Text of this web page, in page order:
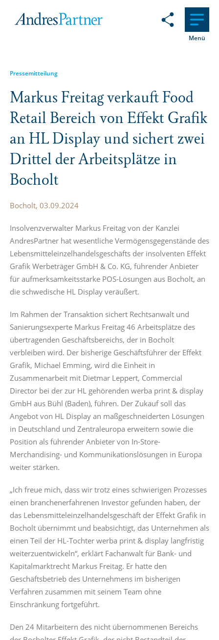
Menü
Pressemitteilung
Markus Freitag verkauft Food
Retail Bereich von Effekt Grafik
an HL Display und sichert zwei
Drittel der Arbeits­plätze in
Bocholt
Bocholt, 03.09.2024
Insolvenzverwalter Markus Freitag von der Kanzlei
AndresPartner hat wesentliche Vermögensgegenstände des
Lebensmitteleinzelhandelsgeschäfts der insolventen Effekt
Grafik Werbeträger GmbH & Co. KG, führender Anbieter
für aufmerksamkeitsstarke POS-Lösungen aus Bocholt, an
die schwedische HL Display veräußert.
Im Rahmen der Transaktion sichert Rechtsanwalt und
Sanierungsexperte Markus Freitag 46 Arbeitsplätze des
übertragenden Geschäftsbereichs, der in Bocholt
verbleiben wird. Der bisherige Geschäftsführer der Effekt
Grafik, Michael Emming, wird die Einheit in
Zusammenarbeit mit Dietmar Leppert, Commercial
Director bei der zur HL gehörenden werba print & display
GmbH aus Bühl (Baden), führen. Der Zukauf soll das
Angebot von HL Display an maßgeschneiderten Lösungen
in Deutschland und Zentraleuropa erweitern sowie die
Position als führender Anbieter von In-Store-
Merchandising- und Kommunikationslösungen in Europa
weiter stärken.
„Ich freue mich, dass wir trotz eines schwierigen Prozesses
einen branchenerfahrenen Investor gefunden haben, der
das Lebensmitteleinzelhandelsgeschäft der Effekt Grafik in
Bocholt übernimmt und beabsichtigt, das Unternehmen als
einen Teil der HL-Tochter werba print & display langfristig
weiterzuentwickeln“, erklärt Fachanwalt für Bank- und
Kapitalmarktrecht Markus Freitag. Er hatte den
Geschäftsbetrieb des Unternehmens im bisherigen
Verfahren zusammen mit seinem Team ohne
Einschränkung fortgeführt.
Den 24 Mitarbeitern des nicht übernommenen Bereichs